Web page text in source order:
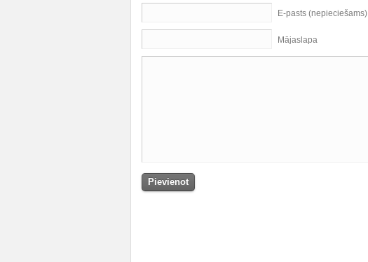
E-pasts (nepieciešams)
Mājaslapa